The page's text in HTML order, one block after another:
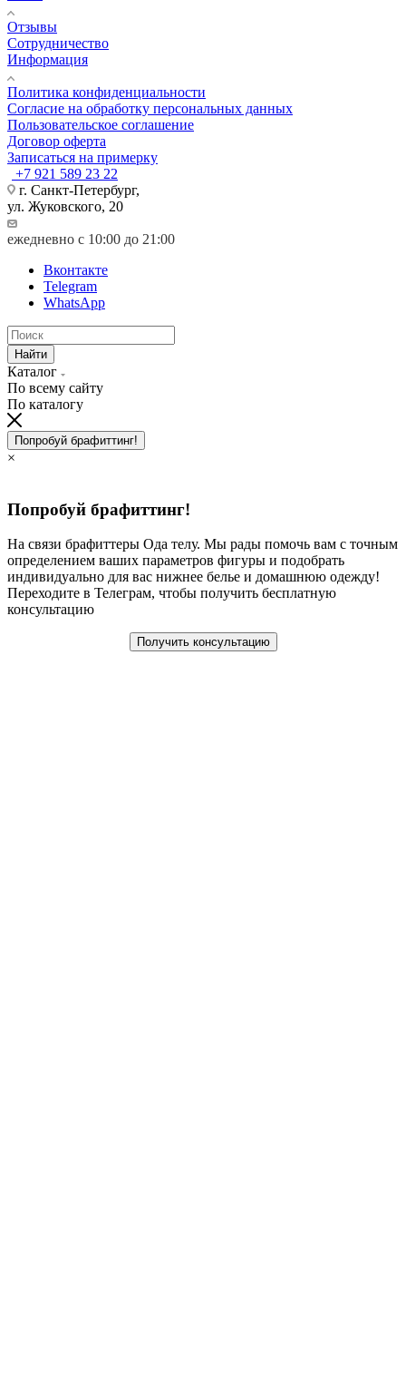
Отзывы
Сотрудничество
Информация
Политика конфиденциальности
Согласие на обработку персональных данных
Пользовательское соглашение
Договор оферта
Записаться на примерку
+7 921 589 23 22
г. Санкт-Петербург,
ул. Жуковского, 20
ежедневно с 10:00 до 21:00
Вконтакте
Telegram
WhatsApp
Найти
Каталог
По всему сайту
По каталогу
Попробуй брафиттинг!
×
Попробуй брафиттинг!
На связи брафиттеры Ода телу. Мы рады помочь вам с точным
определением ваших параметров фигуры и подобрать
индивидуально для вас нижнее белье и домашнюю одежду!
Переходите в Телеграм, чтобы получить бесплатную
консультацию
Получить консультацию